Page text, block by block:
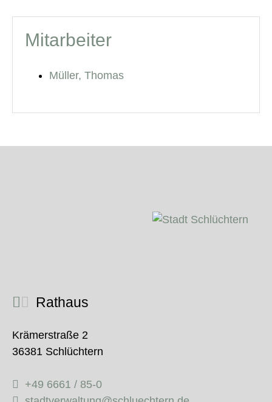
Mitarbeiter
Müller, Thomas
Rathaus
Krämerstraße 2
36381 Schlüchtern
+49 6661 / 85-0